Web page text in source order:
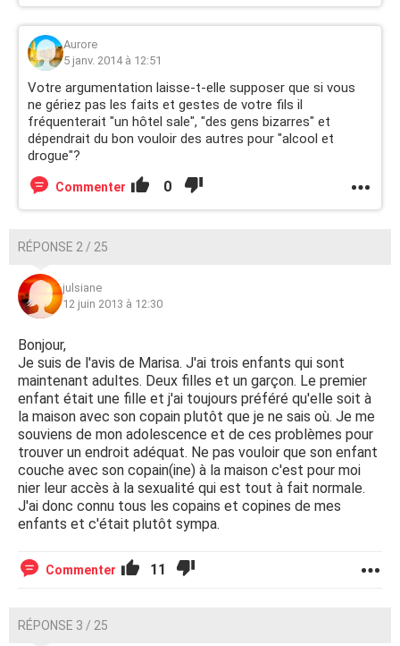
Aurore
5 janv. 2014 à 12:51
Votre argumentation laisse-t-elle supposer que si vous
ne gériez pas les faits et gestes de votre fils il
fréquenterait "un hôtel sale", "des gens bizarres" et
dépendrait du bon vouloir des autres pour "alcool et
drogue"?
Commenter 0
RÉPONSE 2 / 25
julsiane
12 juin 2013 à 12:30
Bonjour,
Je suis de l'avis de Marisa. J'ai trois enfants qui sont
maintenant adultes. Deux filles et un garçon. Le premier
enfant était une fille et j'ai toujours préféré qu'elle soit à
la maison avec son copain plutôt que je ne sais où. Je me
souviens de mon adolescence et de ces problèmes pour
trouver un endroit adéquat. Ne pas vouloir que son enfant
couche avec son copain(ine) à la maison c'est pour moi
nier leur accès à la sexualité qui est tout à fait normale.
J'ai donc connu tous les copains et copines de mes
enfants et c'était plutôt sympa.
Commenter 11
RÉPONSE 3 / 25